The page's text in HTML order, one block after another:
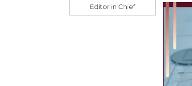
Editor in Chief